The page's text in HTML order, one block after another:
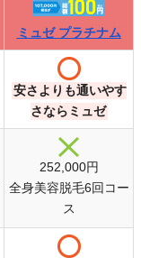
ミュゼ プラチナム
ミュゼ プラチナム
安さよりも通いやす
さならミュゼ
252,000円
全身美容脱毛6回コー
ス